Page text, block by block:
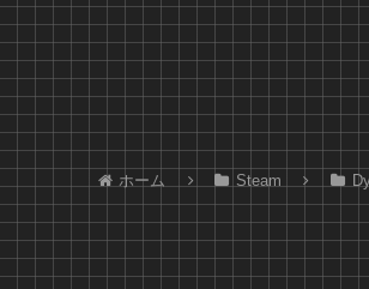
ホーム Steam